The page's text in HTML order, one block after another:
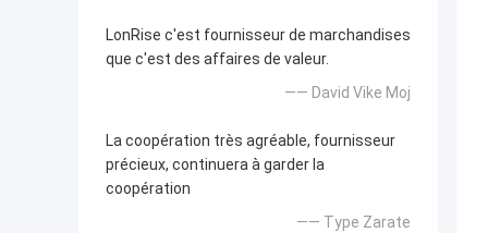
LonRise c'est fournisseur de marchandises
que c'est des affaires de valeur.
—— David Vike Moj
La coopération très agréable, fournisseur
précieux, continuera à garder la
coopération
—— Type Zarate